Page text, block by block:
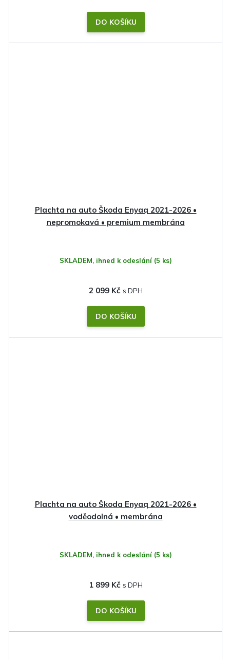
DO KOŠÍKU
Plachta na auto Škoda Enyaq 2021-2026 •
nepromokavá • premium membrána
SKLADEM, ihned k odeslání (5 ks)
2 099 Kč
DO KOŠÍKU
Plachta na auto Škoda Enyaq 2021-2026 •
voděodolná • membrána
SKLADEM, ihned k odeslání (5 ks)
1 899 Kč
DO KOŠÍKU